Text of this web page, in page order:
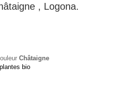
, Logona.
Châtaigne
bio